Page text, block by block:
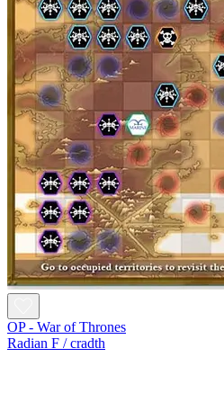
OP - War of Thrones
Radian F / cradth